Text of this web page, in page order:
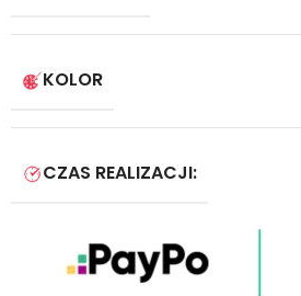
KOLOR
CZAS REALIZACJI: